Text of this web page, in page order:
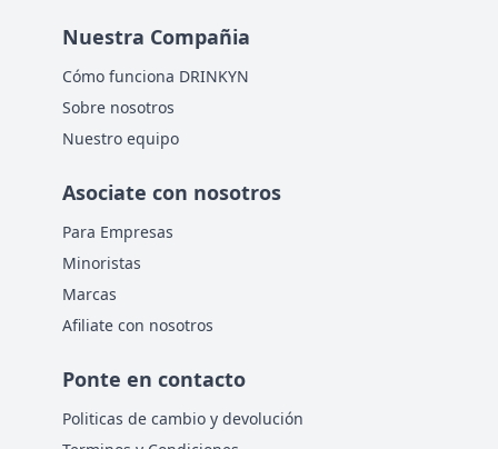
Nuestra Compañia
Cómo funciona DRINKYN
Sobre nosotros
Nuestro equipo
Asociate con nosotros
Para Empresas
Minoristas
Marcas
Afiliate con nosotros
Ponte en contacto
Politicas de cambio y devolución